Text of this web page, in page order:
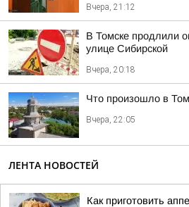
Вчера, 21:12
В Томске продлили
улице Сибирской
Вчера, 20:18
Что произошло в
Вчера, 22:05
ЛЕНТА НОВОСТЕЙ
Как приготовить